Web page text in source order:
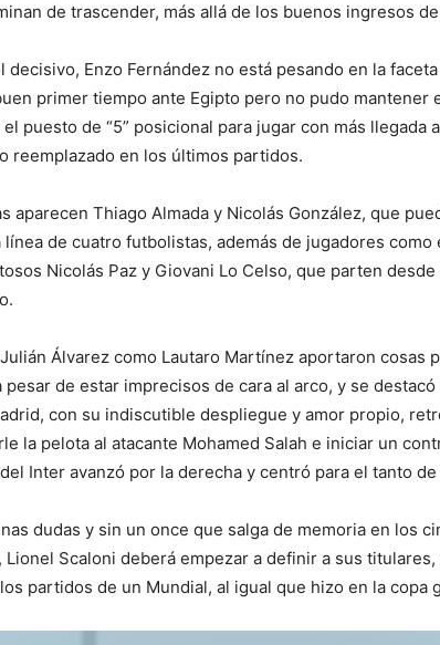
de trascender, más allá de los buenos ingresos
decisivo, Enzo Fernández no está pesando en la
primer tiempo ante Egipto pero no pudo mantener
puesto de “5” posicional para jugar con más llegada
reemplazado en los últimos partidos.
aparecen Thiago Almada y Nicolás González, que
de cuatro futbolistas, además de jugadores
Nicolás Paz y Giovani Lo Celso, que parten
Álvarez como Lautaro Martínez aportaron cosas
pesar de estar imprecisos de cara al arco, y se
con su indiscutible despliegue y amor propio,
la pelota al atacante Mohamed Salah e iniciar un
Inter avanzó por la derecha y centró para el tanto
dudas y sin un once que salga de memoria en los
Lionel Scaloni deberá empezar a definir a sus
partidos de un Mundial, al igual que hizo en la copa